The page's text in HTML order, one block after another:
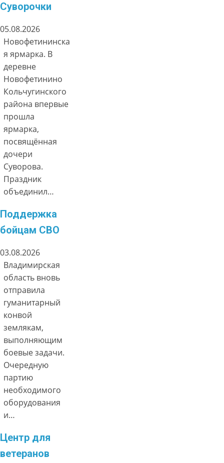
Суворочки
05.08.2026
Новофетининска
я ярмарка. В
деревне
Новофетинино
Кольчугинского
района впервые
прошла
ярмарка,
посвящённая
дочери
Суворова.
Праздник
объединил…
Поддержка
бойцам СВО
03.08.2026
Владимирская
область вновь
отправила
гуманитарный
конвой
землякам,
выполняющим
боевые задачи.
Очередную
партию
необходимого
оборудования
и…
Центр для
ветеранов